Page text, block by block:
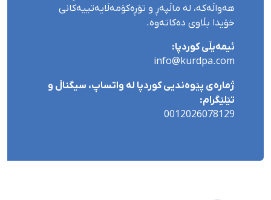
هەواڵەکە، لە ماڵپەڕ و تۆڕەکۆمەڵایەتییەکانی
خۆیدا بڵاوی دەکاتەوە.
ئیمەیڵی کوردپا:
info@kurdpa.com
ژمارەی پێوەندیی کوردپا لە واتساپ، سیگناڵ و
تێلێگرام:
0012026078129